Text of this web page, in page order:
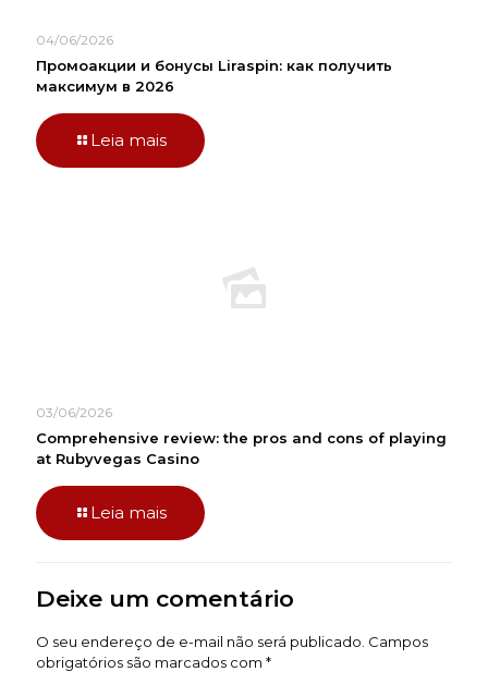
04/06/2026
Промоакции и бонусы Liraspin: как получить
максимум в 2026
Leia mais
03/06/2026
Comprehensive review: the pros and cons of playing
at Rubyvegas Casino
Leia mais
Deixe um comentário
O seu endereço de e-mail não será publicado. Campos
obrigatórios são marcados com *